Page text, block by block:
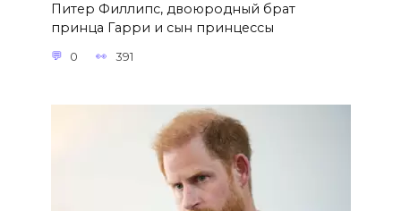
Питер Филлипс, двоюродный брат
принца Гарри и сын принцессы
0 391